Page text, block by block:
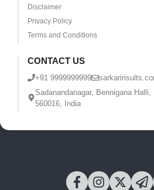
Disclaimer
Privacy Policy
Terms and Conditions
CONTACT US
+91 9999999999
Sadanandanagar, Bennigana
560016, India